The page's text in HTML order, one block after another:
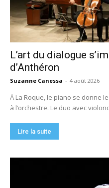
L’art du dialogue
d’Anthéron
Suzanne Canessa - 4 août 2026
À La Roque, le piano se donne
à l’orchestre. Le duo avec
Lire la suite